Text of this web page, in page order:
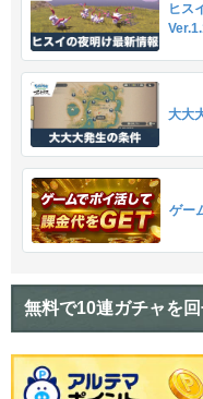
ヒス
大大
ゲー
無料で10連ガチャを回